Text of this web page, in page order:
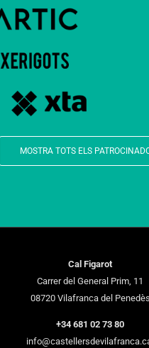
MOSTRA TOTS ELS
Cal Figarot
Carrer del General Prim, 11
08720 Vilafranca del Penedès
+34 681 02 73 80